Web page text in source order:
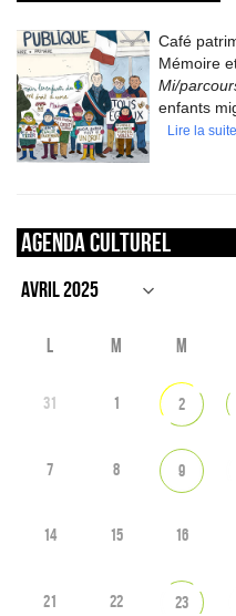
Café
Mémoire
Mi/
enfants
Lire la suite
Agenda culturel
L M M
31 1 2
7 8 9
14 15 16
21 22 23